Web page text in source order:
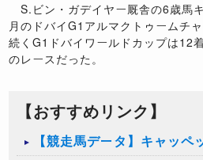
S.ビン・ガデイヤー厩舎の6歳馬
月のドバイG1アルマクトゥームチ
続くG1ドバイワールドカップは12
のレースだった。
【おすすめリンク】
【競走馬データ】キャッペ